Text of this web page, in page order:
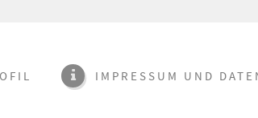
IMPRESSUM UND